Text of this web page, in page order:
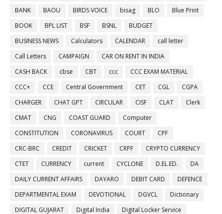
BANK
BAOU BIRDS VOICE bisag BLO
Blue Print
BOOK
BPL LIST BSF BSNL
BUDGET
BUSINESS NEWS
Calculators CALENDAR
call letter
Call Letters
CAMPAIGN
CAR ON RENT IN INDIA
CASH BACK
cbse CBT ccc
CCC EXAM MATERIAL
CCC+
CCE Central Government CET CGL
CGPA
CHARGER
CHAT GPT CIRCULAR CISF CLAT
Clerk
CMAT
CNG COAST GUARD
Computer
CONSTITUTION
CORONAVIRUS COURT
CPF
CRC-BRC
CREDIT CRICKET CRPF
CRYPTO CURRENCY
CTET
CURRENCY current CYCLONE D.EL.ED.
DA
DAILY CURRENT AFFAIRS
DAYARO DEBIT CARD
DEFENCE
DEPARTMENTAL EXAM
DEVOTIONAL DGVCL
Dictionary
DIGITAL GUJARAT
Digital India
Digital Locker Service